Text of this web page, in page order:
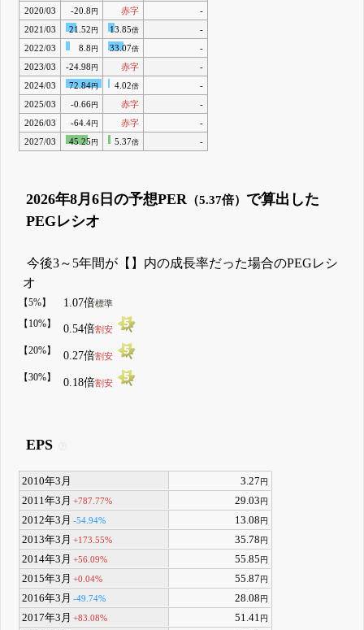
2020/03
-20.8 円 赤字
-
2021/03
21.52 円 13.85倍
-
2022/03
8.8 円 33.07倍
-
2023/03
-24.98 円 赤字
-
2024/03
72.84円 4.02倍
-
2025/03
-0.66円 赤字
-
2026/03
-64.4円 赤字
-
2027/03
45.25 円 5.37倍 -
2026年8月6日の予想PER（5.37倍） で算出した
PEGレシオ
今後3～5年間が【】内の成長率だった場合のPEGレシ
オ
【5%】 1.07倍標準
【10%】 0.54倍割安
【20%】 0.27倍割安
【30%】 0.18倍割安
EPS
2010年3月 3.27円
2011年3月 +787.77% 29.03円
2012年3月 -54.94% 13.08円
2013年3月 +173.55% 35.78円
2014年3月 +56.09% 55.85円
2015年3月 +0.04% 55.87円
2016年3月 -49.74% 28.08円
2017年3月 +83.08% 51.41円